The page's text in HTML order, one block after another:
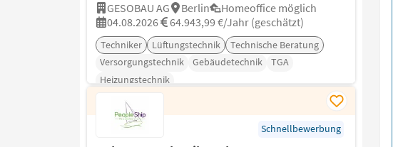
GESOBAU AG Berlin
Homeoffice möglich
04.08.2026
64.943,99 €/Jahr (geschätzt)
Techniker Lüftungstechnik
Technische Beratung
Versorgungstechnik
Gebäudetechnik
TGA
Heizungstechnik
Schnellbewerbung